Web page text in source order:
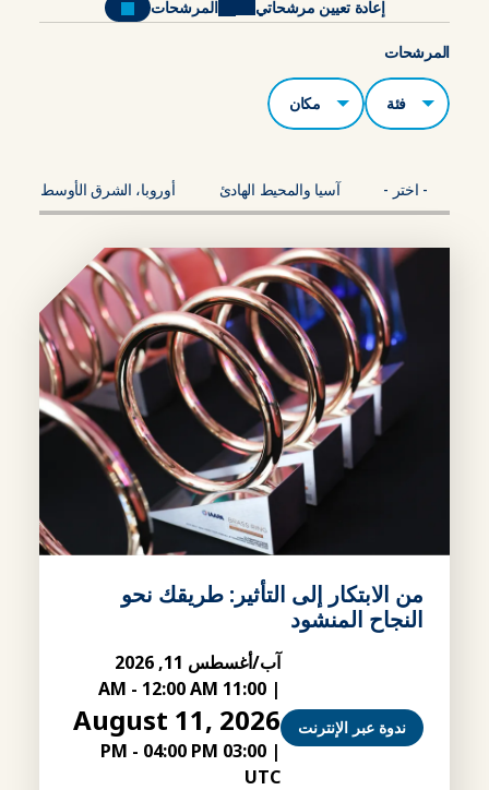
إعادة تعيين مرشحاتي المرشحات
المرشحات
الفئات مكان
- اختر - آسيا والمحيط الهادئ أوروبا، الشرق الأوسط،
من الابتكار إلى التأثير: طريقك نحو
النجاح المنشود
ندوة عبر الإنترنت
آب/أغسطس 11, 2026
|
11:00 AM
- 12:00 AM
August 11, 2026
|
03:00 PM
- 04:00 PM
UTC